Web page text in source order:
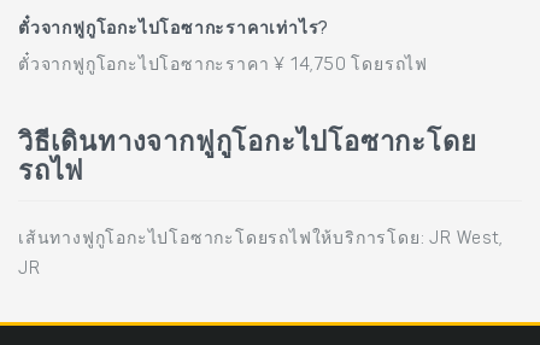
ตั๋วจากฟูกูโอกะไปโอซากะราคาเท่าไร?
ตั๋วจากฟูกูโอกะไปโอซากะราคา ¥ 14,750 โดยรถไฟ
วิธีเดินทางจากฟูกูโอกะไปโอซากะโดย
รถไฟ
เส้นทางฟูกูโอกะไปโอซากะโดยรถไฟให้บริการโดย: JR West,
JR